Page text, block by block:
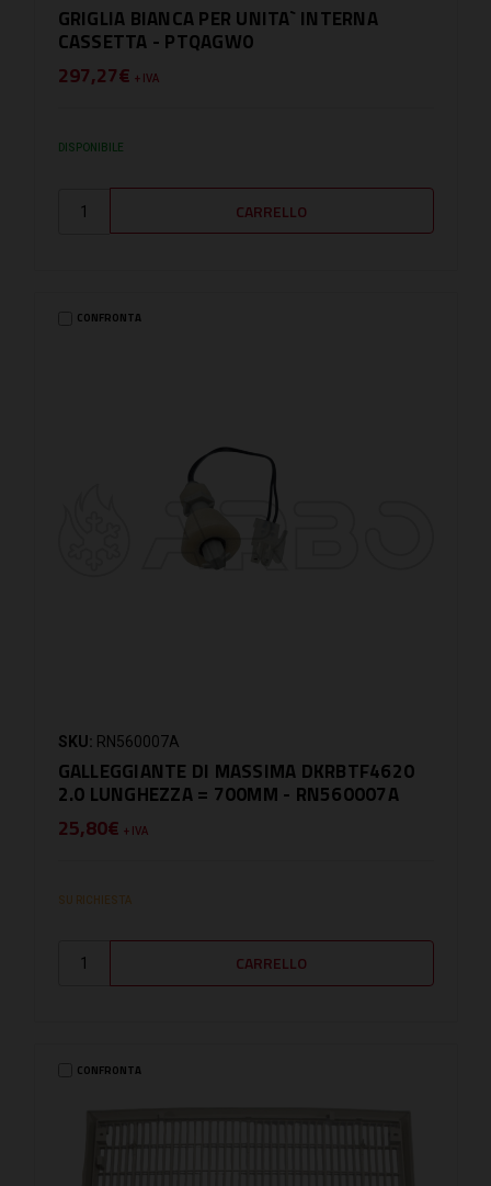
GRIGLIA BIANCA PER UNITA` INTERNA
CASSETTA - PTQAGW0
297,27€ + IVA
DISPONIBILE
CONFRONTA
SKU: RN560007A
GALLEGGIANTE DI MASSIMA DKRBTF4620
2.0 LUNGHEZZA = 700MM - RN560007A
25,80€ + IVA
SU RICHIESTA
CONFRONTA